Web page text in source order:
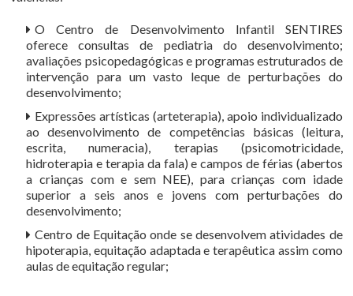
O Centro de Desenvolvimento Infantil SENTIRES
oferece consultas de pediatria do desenvolvimento;
avaliações psicopedagógicas e programas estruturados de
intervenção para um vasto leque de perturbações do
desenvolvimento;
Expressões artísticas (arteterapia), apoio individualizado
ao desenvolvimento de competências básicas (leitura,
escrita, numeracia), terapias (psicomotricidade,
hidroterapia e terapia da fala) e campos de férias (abertos
a crianças com e sem NEE), para crianças com idade
superior a seis anos e jovens com perturbações do
desenvolvimento;
Centro de Equitação onde se desenvolvem atividades de
hipoterapia, equitação adaptada e terapêutica assim como
aulas de equitação regular;